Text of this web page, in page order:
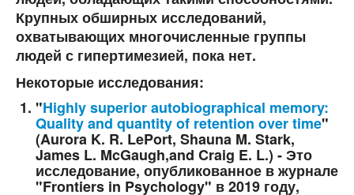
Крупных обширных исследований,
охватывающих многочисленные группы
людей с гипертимезией, пока нет.
Некоторые исследования:
"Highly superior autobiographical memory:
Quality and quantity of retention over time"
(Aurora K. R. LePort, Shauna M. Stark,
James L. McGaugh,and Craig E. L.) - Это
исследование, опубликованное в журнале
"Frontiers in Psychology" в 2019 году,